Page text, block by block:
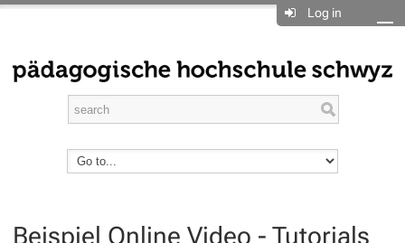
Log in
Beispiel Online Video - Tutorials